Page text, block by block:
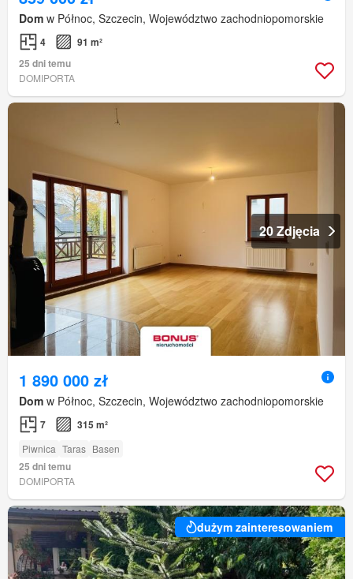
Dom w Północ, Szczecin, Województwo zachodniopomorskie
4
91 m²
25 dni temu
DOMIPORTA
20 Zdjęcia
1 890 000 zł
Dom w Północ, Szczecin, Województwo zachodniopomorskie
7 315 m²
Piwnica Taras Basen
25 dni temu
DOMIPORTA
dużym zainteresowaniem